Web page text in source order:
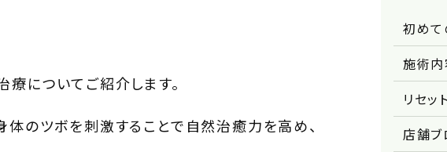
についてご紹介します。
のツボを刺激することで自然治癒力を高め、
初めて
施術内
リセッ
店舗ブ